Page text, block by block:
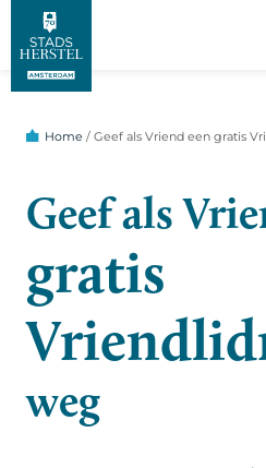
Home /Geef als Vriend een gratis
Geef als
gratis
weg